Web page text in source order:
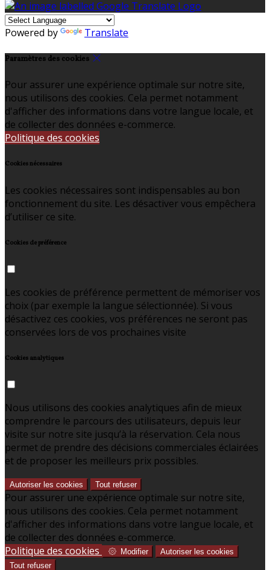
Powered by Translate
Paramètres des cookies
Pour assurer une expérience optimale sur notre site,
nous utilisons des cookies. Cela permet notamment
d'afficher des informations dans votre langue locale, et
de collecter des données e-commerce.
Politique des cookies
Cookies nécessaires
Les cookies nécessaires sont indispensables au bon
fonctionnement du site. Les désactiver vous empêchera
d’utiliser ce site.
Cookies de préférence
Les cookies de préférence permettent de mémoriser vos
choix (par exemple la langue sélectionnée). Si vous
désactivez ces cookies, vos préférences ne seront pas
conservées lors de vos prochaines visite
Cookies analytiques
Nous utilisons des cookies analytiques afin de mieux
comprendre le parcours des utilisateurs, depuis leur
visite sur notre site jusqu’à la réservation. Cela nous
permet de prendre des décisions commerciales éclairées
et de proposer les meilleurs prix possibles.
Autoriser les cookies Tout refuser
Pour assurer une expérience optimale sur notre site,
nous utilisons des cookies. Cela permet notamment
d'afficher des informations dans votre langue locale, et
de collecter des données e-commerce.
Politique des cookies
Modifier
Autoriser les cookies
Tout refuser